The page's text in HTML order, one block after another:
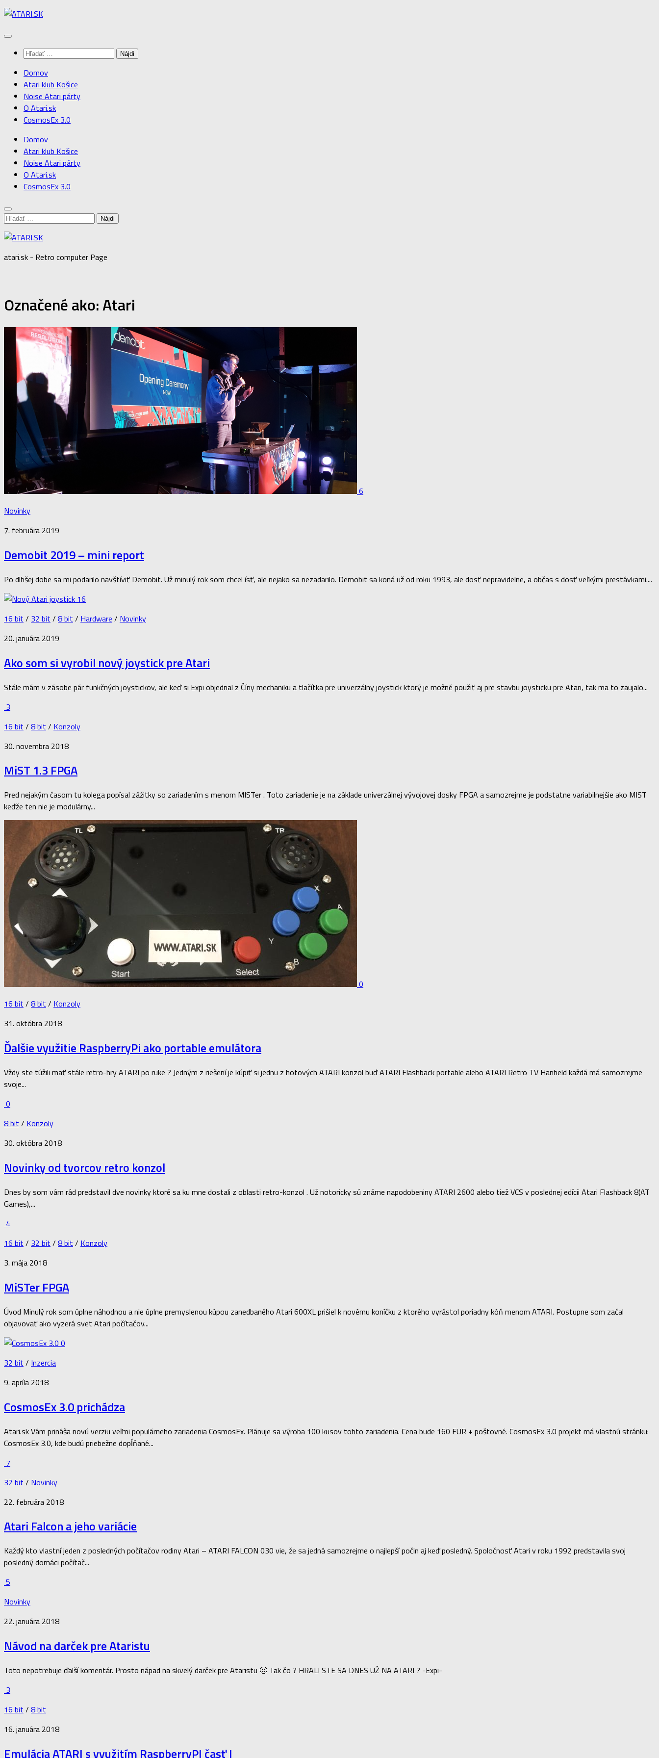
Preskočiť
obsah
Hľadať:
Domov
Atari klub Košice
Noise Atari párty
O Atari.sk
CosmosEx 3.0
Domov
Atari klub Košice
Noise Atari párty
O Atari.sk
CosmosEx 3.0
Hľadať:
atari.sk - Retro computer Page
Označené ako:Atari
6
Novinky
7. februára 2019
Demobit 2019 – mini report
Po dlhšej dobe sa mi podarilo navštíviť Demobit. Už minulý rok som chcel ísť, ale nejako sa nezadarilo. Demobit sa koná už od roku 1993, ale dosť nepravidelne, a občas s dosť veľkými prestávkami....
16
16 bit / 32 bit / 8 bit / Hardware / Novinky
20. januára 2019
Ako som si vyrobil nový joystick pre Atari
Stále mám v zásobe pár funkčných joystickov, ale keď si Expi objednal z Číny mechaniku a tlačítka pre univerzálny joystick ktorý je možné použiť aj pre stavbu joysticku pre Atari, tak ma to zaujalo...
3
16 bit / 8 bit / Konzoly
30. novembra 2018
MiST 1.3 FPGA
Pred nejakým časom tu kolega popísal zážitky so zariadením s menom MISTer . Toto zariadenie je na základe univerzálnej vývojovej dosky FPGA a samozrejme je podstatne variabilnejšie ako MIST
keďže ten nie je modulárny...
0
16 bit / 8 bit / Konzoly
31. októbra 2018
Ďalšie využitie RaspberryPi ako portable emulátora
Vždy ste túžili mať stále retro-hry ATARI po ruke ? Jedným z riešení je kúpiť si jednu z hotových ATARI konzol buď ATARI Flashback portable alebo ATARI Retro TV Hanheld každá má samozrejme
svoje...
0
8 bit / Konzoly
30. októbra 2018
Novinky od tvorcov retro konzol
Dnes by som vám rád predstavil dve novinky ktoré sa ku mne dostali z oblasti retro-konzol . Už notoricky sú známe napodobeniny ATARI 2600 alebo tiež VCS v poslednej edícii Atari Flashback 8(AT
Games),...
4
16 bit / 32 bit / 8 bit / Konzoly
3. mája 2018
MiSTer FPGA
Úvod Minulý rok som úplne náhodnou a nie úplne premyslenou kúpou zanedbaného Atari 600XL prišiel k novému koníčku z ktorého vyrástol poriadny kôň menom ATARI. Postupne som začal
objavovať ako vyzerá svet Atari počítačov...
0
32 bit / Inzercia
9. apríla 2018
CosmosEx 3.0 prichádza
Atari.sk Vám prináša novú verziu veľmi populárneho zariadenia CosmosEx. Plánuje sa výroba 100 kusov tohto zariadenia. Cena bude 160 EUR + poštovné. CosmosEx 3.0 projekt má vlastnú stránku:
CosmosEx 3.0, kde budú priebežne dopĺňané...
7
32 bit / Novinky
22. februára 2018
Atari Falcon a jeho variácie
Každý kto vlastní jeden z posledných počítačov rodiny Atari – ATARI FALCON 030 vie, že sa jedná samozrejme o najlepší počin aj keď posledný. Spoločnosť Atari v roku 1992 predstavila svoj
posledný domáci počítač...
5
Novinky
22. januára 2018
Návod na darček pre Ataristu
Toto nepotrebuje ďalší komentár. Prosto nápad na skvelý darček pre Ataristu 🙂 Tak čo ? HRALI STE SA DNES UŽ NA ATARI ? -Expi-
3
16 bit / 8 bit
16. januára 2018
Emulácia ATARI s využitím RaspberryPI časť I